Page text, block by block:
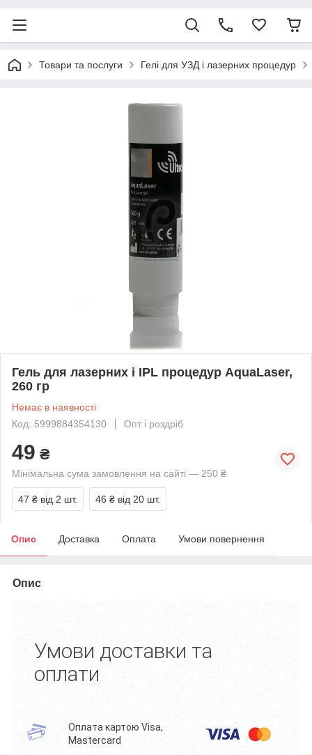
Товари та послуги Гелі для УЗД і лазерних процедур
Гель для лазерних і IPL процедур AquaLaser,
260 гр
Немає в наявності
Код: 5999884354130
Опт і роздріб
49 ₴
Мінімальна сума замовлення на сайті — 250 ₴
47 ₴ від 2 шт. 46 ₴ від 20 шт.
Опис Доставка Оплата Умови повернення
Опис
Умови доставки та
оплати
Оплата картою Visa,
Mastercard